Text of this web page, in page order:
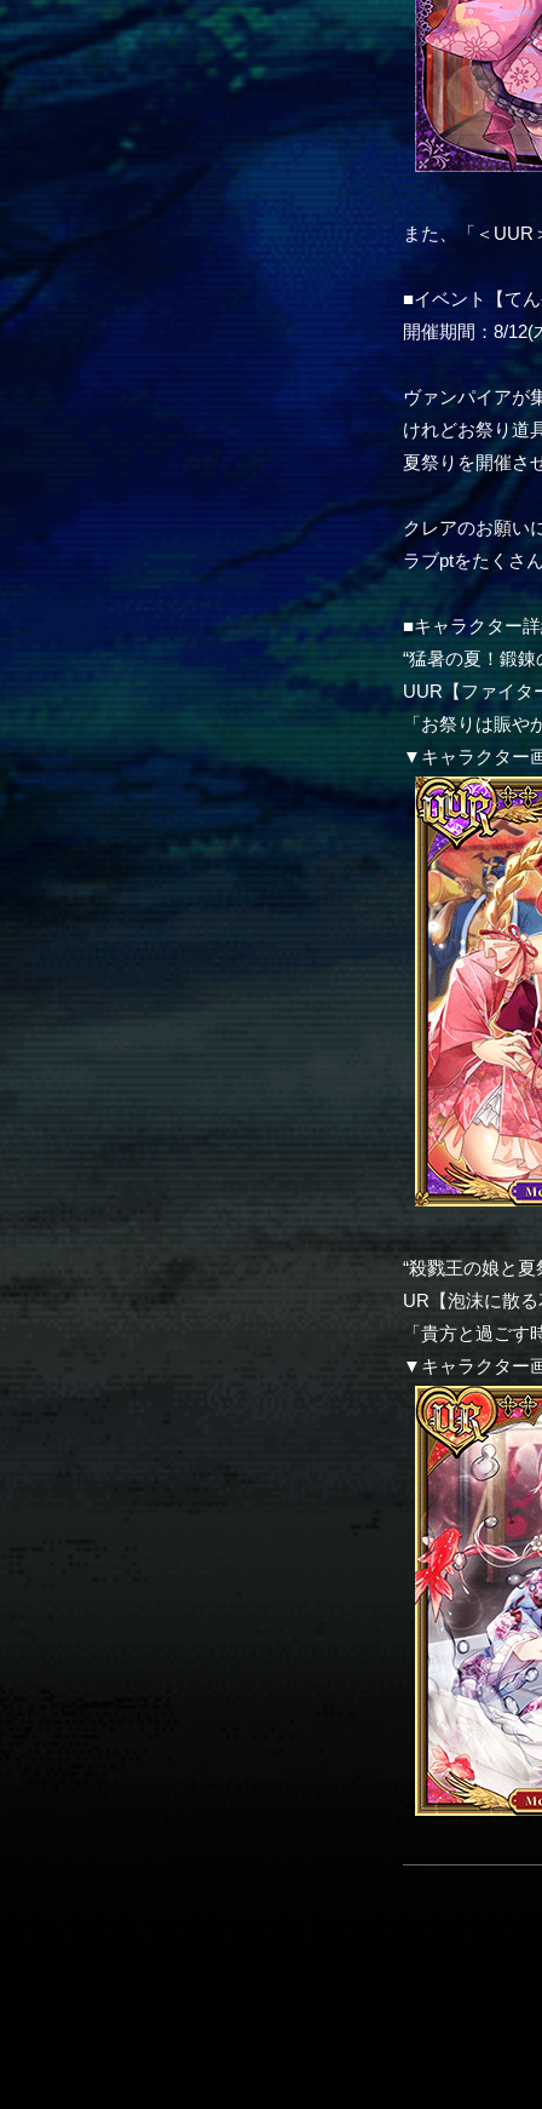
また、「＜UUR
■イベント【て
開催期間：8/12(
ヴァンパイアが
けれどお祭り道
夏祭りを開催さ
クレアのお願い
ラブptをたくさ
■キャラクター
“猛暑の夏！鍛錬
UUR【ファイタ
「お祭りは賑
▼キャラクター
“殺戮王の娘と夏
UR【泡沫に散
「貴方と過ご
▼キャラクター